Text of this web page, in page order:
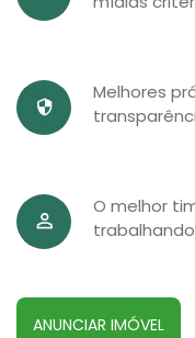
Melhores
O melhor
ANUNCIAR IMÓVEL